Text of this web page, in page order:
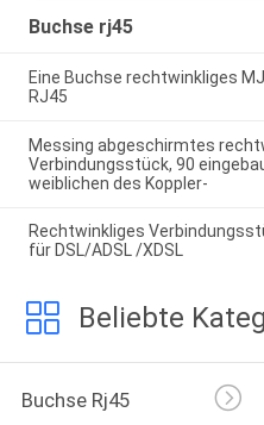
Buchse rj45
Eine Buchse rechtwinkliges
RJ45
Messing abgeschirmtes
Verbindungsstück, 90
weiblichen des Koppler-
Rechtwinkliges
für DSL/ADSL /XDSL
Beliebte
Buchse Rj45